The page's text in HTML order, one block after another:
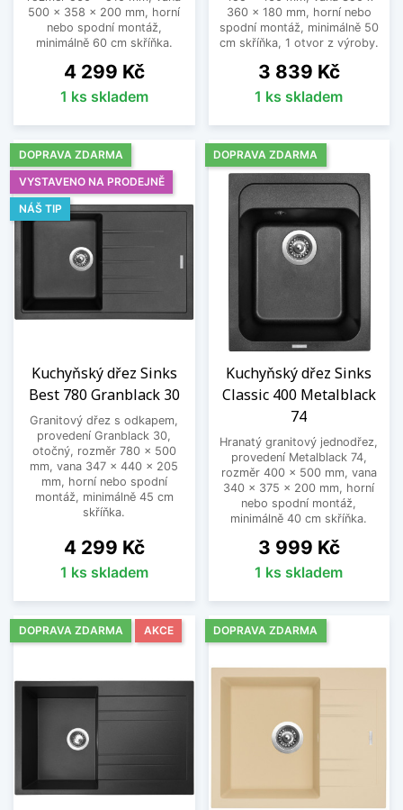
500 x 358 x 200 mm, horní
nebo spodní montáž,
minimálně 60 cm skříňka.
Cena
4 299 Kč
1 ks skladem
360 x 180 mm, horní nebo
spodní montáž, minimálně 50
cm skříňka, 1 otvor z výroby.
Cena
3 839 Kč
1 ks skladem
Kuchyňský dřez Sinks
Best 780 Granblack 30
Granitový dřez s odkapem,
provedení Granblack 30,
otočný, rozměr 780 x 500
mm, vana 347 x 440 x 205
mm, horní nebo spodní
montáž, minimálně 45 cm
skříňka.
Cena
4 299 Kč
1 ks skladem
DOPRAVA ZDARMA
VYSTAVENO NA PRODEJNĚ
NÁŠ TIP
Kuchyňský dřez Sinks
Classic 400 Metalblack
74
Hranatý granitový jednodřez,
provedení Metalblack 74,
rozměr 400 x 500 mm, vana
340 x 375 x 200 mm, horní
nebo spodní montáž,
minimálně 40 cm skříňka.
Cena
3 999 Kč
1 ks skladem
DOPRAVA ZDARMA
DOPRAVA ZDARMA AKCE DOPRAVA ZDARMA